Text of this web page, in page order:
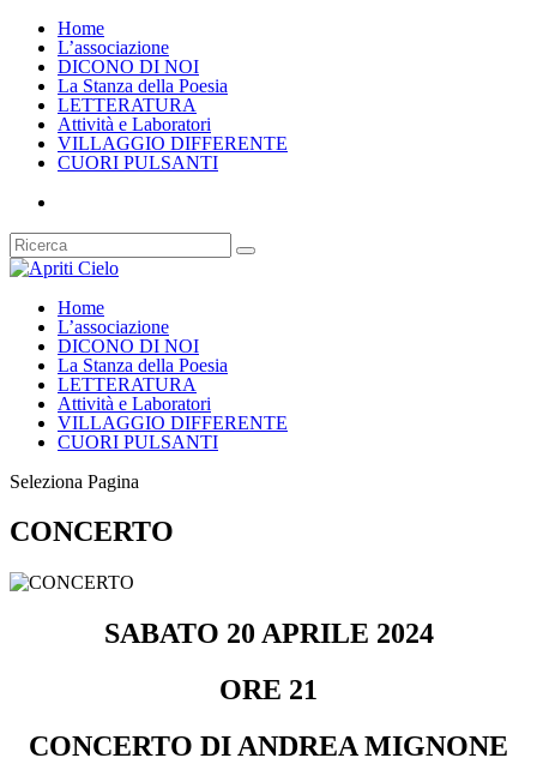
Home
L’associazione
DICONO DI NOI
La Stanza della Poesia
LETTERATURA
Attività e Laboratori
VILLAGGIO DIFFERENTE
CUORI PULSANTI
Home
L’associazione
DICONO DI NOI
La Stanza della Poesia
LETTERATURA
Attività e Laboratori
VILLAGGIO DIFFERENTE
CUORI PULSANTI
Seleziona Pagina
CONCERTO
SABATO 20 APRILE 2024
ORE 21
CONCERTO DI ANDREA MIGNONE